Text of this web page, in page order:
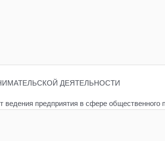
ДЕЯТЕЛЬНОСТИ
предприятия в сфере